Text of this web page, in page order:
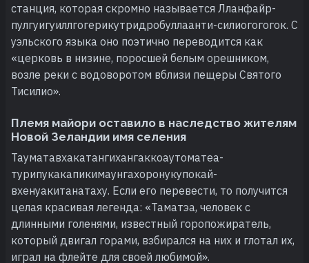
станция, которая скромно называется Лланфайр-
пулгуигуиллгогерикутридробуллаанти-силиогогогок. С
уэльского языка оно поэтично переводится как
«церковь в низине, поросшей белым орешником,
возле реки с водоворотом вблизи пещеры Святого
Тисилио».
Племя майори оставило в наследство жителям
Новой Зеландии имя селения
Тауматавхакатангихангаккоаутоматеа-
турипукакапикимаунгахоронукупокай-
вхенуакитанатаху. Если его перевести, то получится
целая красивая легенда: «Таматэа, человек с
длинными голенями, известный горопожиратель,
который двигал горами, взбирался на них и глотал их,
играл на флейте для своей любимой».